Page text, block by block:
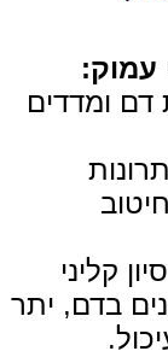
עמוק:
ומדדים
קליני
בדם, יתר